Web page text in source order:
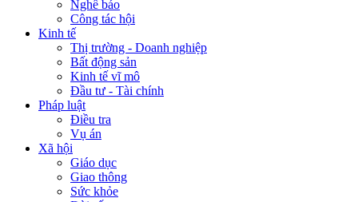
Nghề báo
Công tác hội
Kinh tế
Thị trường - Doanh nghiệp
Bất động sản
Kinh tế vĩ mô
Đầu tư - Tài chính
Pháp luật
Điều tra
Vụ án
Xã hội
Giáo dục
Giao thông
Sức khỏe